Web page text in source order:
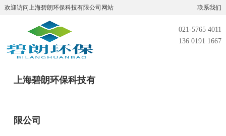
欢迎访问上海碧朗环保科技有限公司网站 联系我们
上海碧朗环保科技有
限公司
021-5765 4011
136 0191 1667